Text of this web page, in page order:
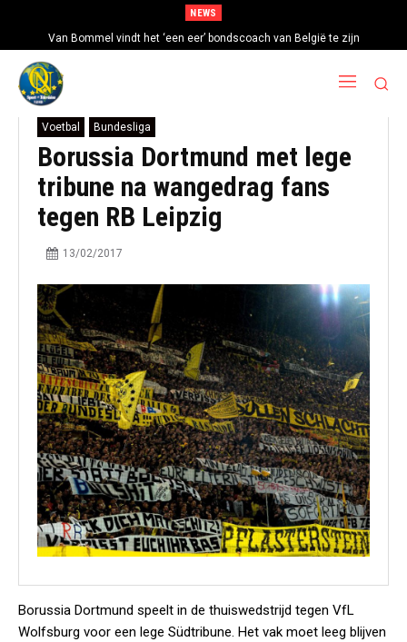
NEWS
Van Bommel vindt het ‘een eer’ bondscoach van België te zijn
Voetbal Bundesliga
Borussia Dortmund met lege
tribune na wangedrag fans
tegen RB Leipzig
13/02/2017
Borussia Dortmund speelt in de thuiswedstrijd tegen VfL
Wolfsburg voor een lege Südtribune. Het vak moet leeg blijven